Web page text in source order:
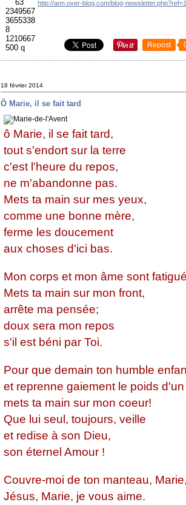
http://ann.over-blog.com/blog-
Repost
18 février 2014
Ô Marie, il se fait tard
ô Marie, il se fait tard,
tout s'endort sur la terre
c'est l'heure du repos,
ne m'abandonne pas.
Mets ta main sur mes yeux,
comme une bonne mère,
ferme les doucement
aux choses d'ici bas.
Mon corps et mon âme sont
Mets ta main sur mon front,
arrête ma pensée;
doux sera mon repos
s'il est béni par Toi.
Pour que demain ton humble
et reprenne gaiement le poids
mets ta main sur mon coeur!
Que lui seul, toujours, veille
et redise à son Dieu,
son éternel Amour !
Couvre-moi de ton manteau,
Jésus, Marie, je vous aime.